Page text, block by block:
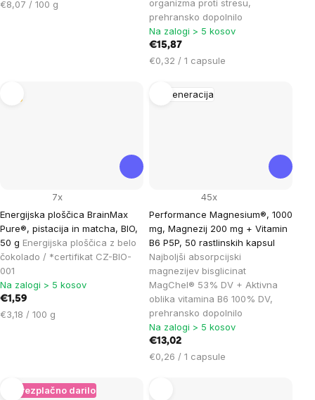
Cena
€8,07 / 100 g
organizma proti stresu,
prehransko dopolnilo
Na zalogi > 5 kosov
€15,87
Cena
enoto:
€0,32 / 1 capsule
Energijska ploščica BrainMax
Pure®, pistacija in matcha, BIO,
50 g Energijska ploščica z belo
čokolado / *certifikat CZ-BIO-
001
7x
Na zalogi > 5 kosov
€1,59
Cena
€3,18 / 100 g
Regeneracija
Performance Magnesium®, 1000
mg, Magnezij 200 mg + Vitamin
B6 P5P, 50 rastlinskih kapsul
Najboljši absorpcijski
magnezijev bisglicinat
MagChel® 53% DV + Aktivna
oblika vitamina B6 100% DV,
prehransko dopolnilo
45x
Na zalogi > 5 kosov
€13,02
Cena
€0,26 / 1 capsule
+ Brezplačno darilo